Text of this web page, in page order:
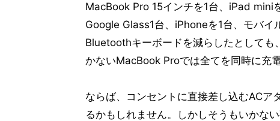
MacBook Pro 15インチを1台、iPad mini
Google Glass1台、iPhoneを1台、モバ
Bluetoothキーボードを減らしたとしても
かないMacBook Proでは全てを同時に充
ならば、コンセントに直接差し込むACア
るかもしれません。しかしそうもいかな